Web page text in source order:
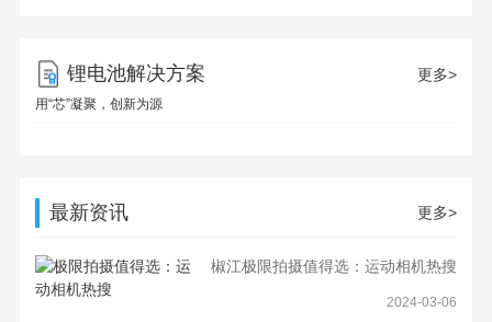
锂电池解决方案
用“芯”凝聚，创新为源
更多>
最新资讯 更多>
椒江极限拍摄值得选：运动相机热搜
2024-03-06